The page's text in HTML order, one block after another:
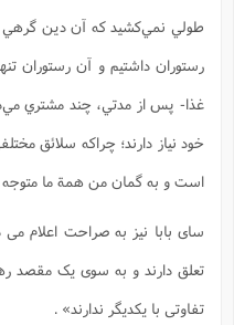
طولي نمي‌کشيد که آن دين گرهي
رستوران داشتيم و آن رستوران
غذا- پس از مدتي، چند مشتري
خود نياز دارند؛ چراکه سلائق
است و به گمان من همة ما متوجه
سای بابا نیز به صراحت اعلام
تعلق دارند و به سوی یک مقصد
تفاوتی با یکدیگر ندارند» .